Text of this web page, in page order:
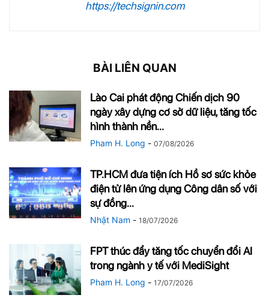
https://techsignin.com
BÀI LIÊN QUAN
Lào Cai phát động Chiến dịch 90
ngày xây dựng cơ sở dữ liệu, tăng tốc
hình thành nền...
Pham H. Long - 07/08/2026
TP.HCM đưa tiện ích Hồ sơ sức khỏe
điện tử lên ứng dụng Công dân số với
sự đồng...
Nhật Nam - 18/07/2026
FPT thúc đẩy tăng tốc chuyển đổi AI
trong ngành y tế với MediSight
Pham H. Long - 17/07/2026